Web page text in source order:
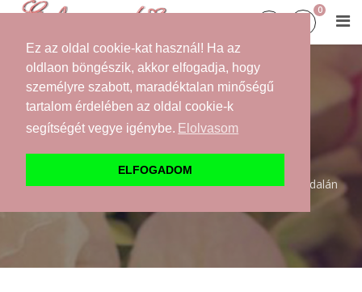
Ez az oldal cookie-kat használ! Ha az
oldlaon böngészik, akkor elfogadja, hogy
személyre szabott, maradéktalan minőségű
tartalom érdelében az oldal cookie-k
segítségét vegye igénybe. Elolvasom
ELFOGADOM
0
NŐI ÉS FÉRFI
TANÚFELKÉRŐK
Webáruház Felkérők
Szálcsiszolt, antik ROSEGOLD színű fém zsebóra, 2 oldalán